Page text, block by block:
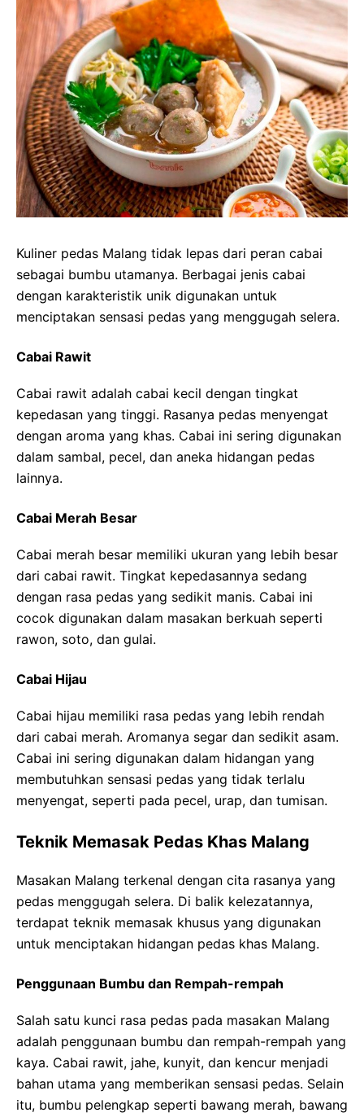
Kuliner pedas Malang tidak lepas dari peran cabai
sebagai bumbu utamanya. Berbagai jenis cabai
dengan karakteristik unik digunakan untuk
menciptakan sensasi pedas yang menggugah selera.
Cabai Rawit
Cabai rawit adalah cabai kecil dengan tingkat
kepedasan yang tinggi. Rasanya pedas menyengat
dengan aroma yang khas. Cabai ini sering digunakan
dalam sambal, pecel, dan aneka hidangan pedas
lainnya.
Cabai Merah Besar
Cabai merah besar memiliki ukuran yang lebih besar
dari cabai rawit. Tingkat kepedasannya sedang
dengan rasa pedas yang sedikit manis. Cabai ini
cocok digunakan dalam masakan berkuah seperti
rawon, soto, dan gulai.
Cabai Hijau
Cabai hijau memiliki rasa pedas yang lebih rendah
dari cabai merah. Aromanya segar dan sedikit asam.
Cabai ini sering digunakan dalam hidangan yang
membutuhkan sensasi pedas yang tidak terlalu
menyengat, seperti pada pecel, urap, dan tumisan.
Teknik Memasak Pedas Khas Malang
Masakan Malang terkenal dengan cita rasanya yang
pedas menggugah selera. Di balik kelezatannya,
terdapat teknik memasak khusus yang digunakan
untuk menciptakan hidangan pedas khas Malang.
Penggunaan Bumbu dan Rempah-rempah
Salah satu kunci rasa pedas pada masakan Malang
adalah penggunaan bumbu dan rempah-rempah yang
kaya. Cabai rawit, jahe, kunyit, dan kencur menjadi
bahan utama yang memberikan sensasi pedas. Selain
itu, bumbu pelengkap seperti bawang merah, bawang